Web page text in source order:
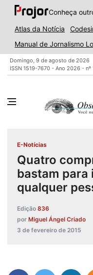
Conheça
Atlas da Notícia
Manual de Jornalismo
Domingo, 9 de agosto de 2026
ISSN 1519-7670 - Ano 2026 - nº
E-Notícias
Quatro
bastam
qualquer
Edição 836
por Miguel Ángel Criado
3 de fevereiro de 2015